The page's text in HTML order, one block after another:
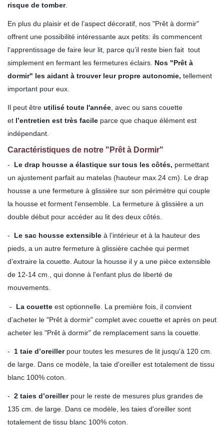
risque de tomber.
En plus du plaisir et de l’aspect décoratif, nos "Prêt à dormir"
offrent une possibilité intéressante aux petits: ils commencent
l'apprentissage de faire leur lit, parce qu’il reste bien fait tout
simplement en fermant les fermetures éclairs. Nos "Prêt à
dormir" les aidant à trouver leur propre autonomie, tellement
important pour eux.
Il peut être utilisé toute l'année , avec ou sans couette
et l’entretien est très facile parce que chaque élément est
indépendant.
Caractéristiques de notre "Prêt à Dormir"
- Le drap housse a élastique sur tous les côtés, permettant
un ajustement parfait au matelas (hauteur max.24 cm). Le drap
housse a une fermeture à glissière sur son périmètre qui couple
la housse et forment l'ensemble. La fermeture à glissière a un
double début pour accéder au lit des deux côtés.
- Le sac housse extensible à l’intérieur et à la hauteur des
pieds, a un autre fermeture à glissière cachée qui permet
d’extraire la couette. Autour la housse il y a une pièce extensible
de 12-14 cm., qui donne à l'enfant plus de liberté de
mouvements.
- La couette est optionnelle. La première fois, il convient
d’acheter le "Prêt à dormir" complet avec couette et après on peut
acheter les "Prêt à dormir" de remplacement sans la couette.
- 1 taie d’oreiller pour toutes les mesures de lit jusqu'à 120 cm.
de large. Dans ce modèle, la taie d'oreiller est totalement de tissu
blanc 100% coton.
- 2 taies d’oreillerpour le reste de mesures plus grandes de
135 cm. de large. Dans ce modèle, les taies d'oreiller sont
totalement de tissu blanc 100% coton.